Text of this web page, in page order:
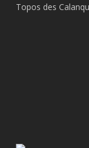
Topos des